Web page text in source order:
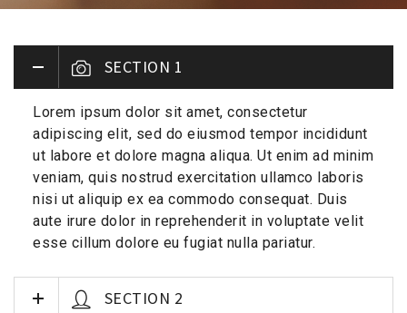
SECTION 1
Lorem ipsum dolor sit amet, consectetur
adipiscing elit, sed do eiusmod tempor incididunt
ut labore et dolore magna aliqua. Ut enim ad minim
veniam, quis nostrud exercitation ullamco laboris
nisi ut aliquip ex ea commodo consequat. Duis
aute irure dolor in reprehenderit in voluptate velit
esse cillum dolore eu fugiat nulla pariatur.
SECTION 2